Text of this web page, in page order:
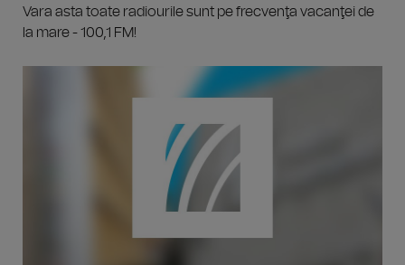
Vara asta toate radiourile sunt pe frecvenţa vacanţei de
la mare - 100,1 FM!